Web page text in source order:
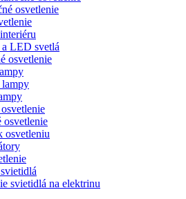
osvetlenie
LED svetlá
osvetlenie
lampy
osvetlenie
osvetleniu
svietidlá na elektrinu